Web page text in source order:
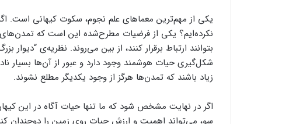
یکی از مهم‌ترین معماهای علم نجوم، سکوت کیهانی است.
نکرده‌ایم؟ یکی از فرضیات مطرح‌شده این است که
بتوانند ارتباط برقرار کنند، از بین می‌روند. نظریه‌ی “دیوار
شکل‌گیری حیات هوشمند وجود دارد و عبور از آن‌ها بسیار
زیاد باشند که تمدن‌ها هرگز از وجود یکدیگر مطلع نشوند.
اگر در نهایت مشخص شود که ما تنها حیات آگاه در این
سو، می‌تواند اهمیت و ارزش حیات روی زمین را دوچندان